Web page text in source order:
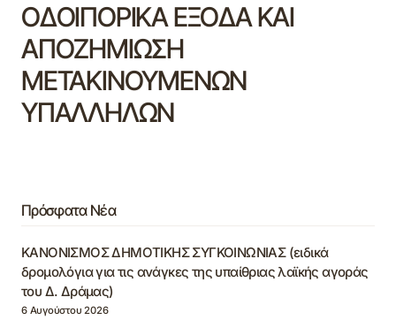
ΟΔΟΙΠΟΡΙΚΑ ΕΞΟΔΑ ΚΑΙ
ΑΠΟΖΗΜΙΩΣΗ
ΜΕΤΑΚΙΝΟΥΜΕΝΩΝ
ΥΠΑΛΛΗΛΩΝ
Πρόσφατα Νέα
ΚΑΝΟΝΙΣΜΟΣ ΔΗΜΟΤΙΚΗΣ ΣΥΓΚΟΙΝΩΝΙΑΣ (ειδικά
δρομολόγια για τις ανάγκες της υπαίθριας λαϊκής αγοράς
του Δ. Δράμας)
6 Αυγούστου 2026